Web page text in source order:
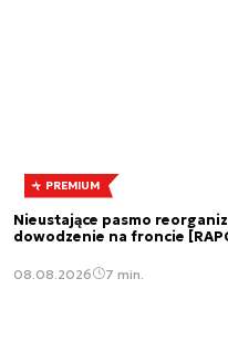
PREMIUM
Nieustające pasmo
dowodzenie na froncie
08.08.2026 7 min.